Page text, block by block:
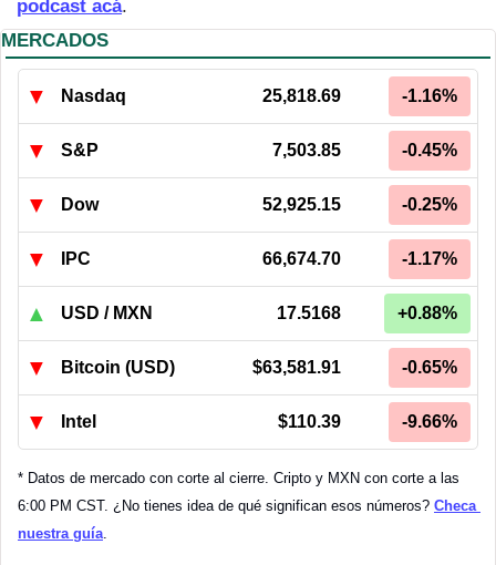
podcast acá.
MERCADOS
▼ Nasdaq 25,818.69 -1.16%
▼ S&P 7,503.85 -0.45%
▼ Dow 52,925.15 -0.25%
▼ IPC 66,674.70 -1.17%
▲ USD / MXN 17.5168 +0.88%
▼ Bitcoin (USD) $63,581.91 -0.65%
▼ Intel $110.39 -9.66%
* Datos de mercado con corte al cierre. Cripto y MXN con corte a las
6:00 PM CST. ¿No tienes idea de qué significan esos números? Checa
nuestra guía